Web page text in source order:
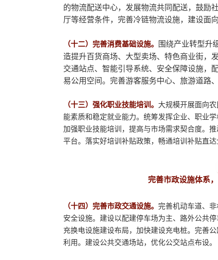
的物流配送中心，发展物流共同配送，鼓励
厅等经营条件，完善冷链物流设施，建设面
（十二）完善消费基础设施。
围绕产业转型升
造提升百货商场、大型卖场、特色商业街，
交通站点、智能引导系统、安全保障设施，
易公用空间。完善游客服务中心、旅游道路
（十三）强化职业技能培训。 大规模开展面向
能素质和稳定就业能力。统筹发挥企业、职业
加强职业技能培训，提高与市场需求契合度。
平台。落实好培训补贴政策，畅通培训补贴直
完善市政设施体系
（十四）完善市政交通设施。 完善机动车道、
安全设施。建设以配建停车场为主、路外公共
充换电设施建设布局，加快建设充电桩。完善
利用。建设公共交通场站，优化公交站点布设。